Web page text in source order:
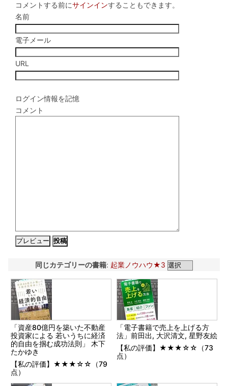
コメントする前にサインインすることもできます。
名前
電子メール
URL
ログイン情報を記憶
コメント
同じカテゴリーの書籍: 起業ノウハウ★3
「資産80億円を築いた不動産
投資家による 若いうちに経済
的自由を掴む成功法則」 木下
たかゆき
【私の評価】★★★☆☆（79
点）
「電子書籍で売上を上げる方
法」前田出, 大沢清文, 星野友絵
【私の評価】★★★☆☆（73
点）